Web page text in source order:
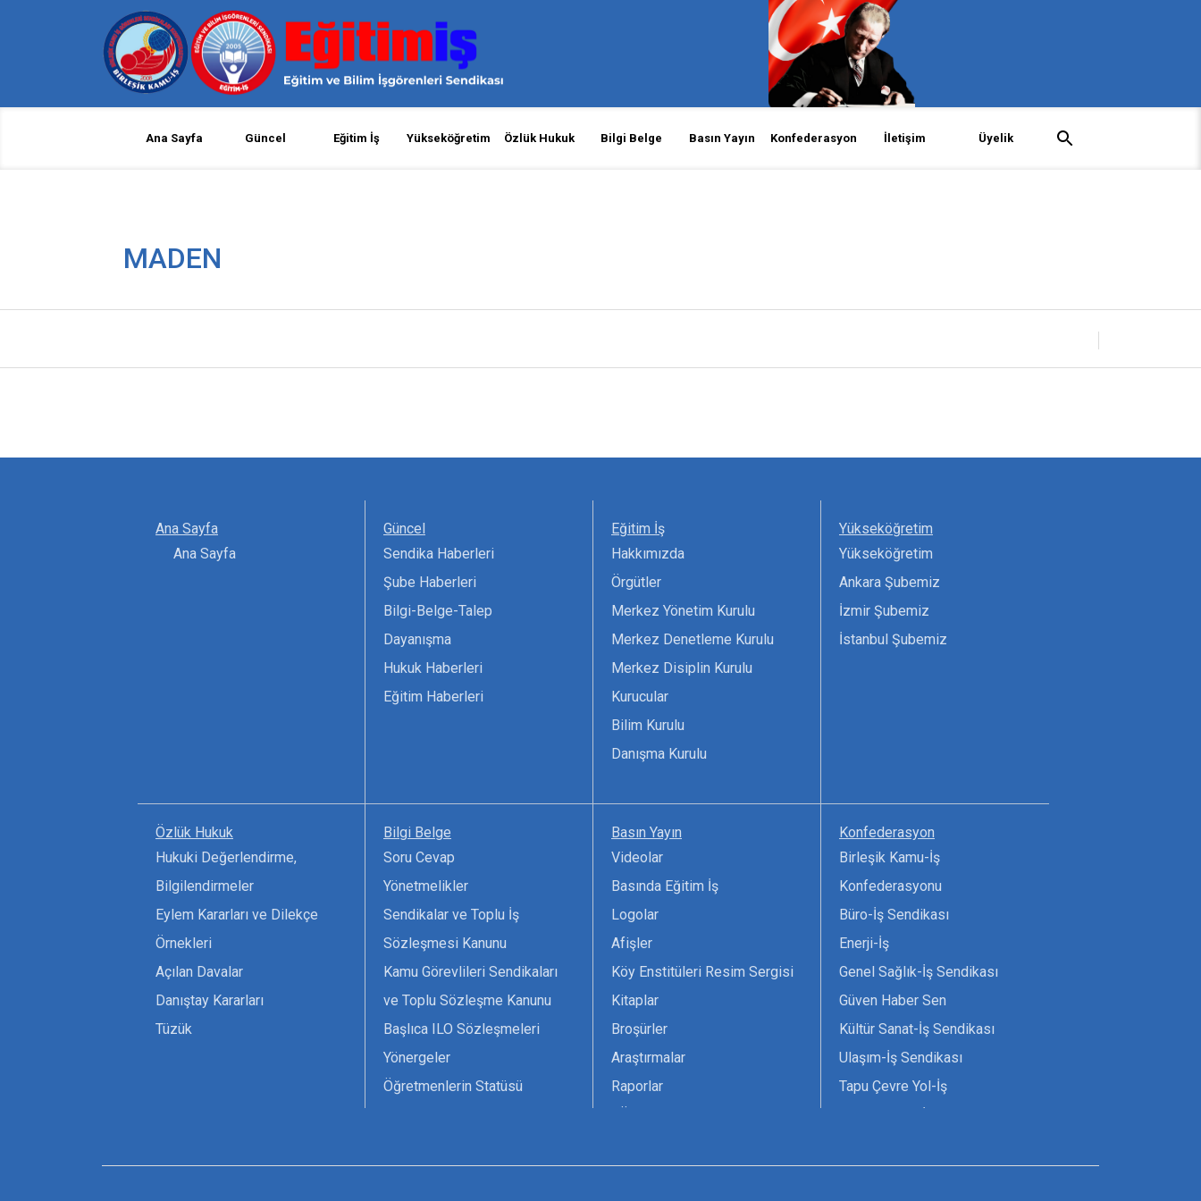
Ana Sayfa Güncel Eğitim İş Yükseköğretim Özlük Hukuk Bilgi Belge Basın Yayın Konfederasyon İletişim Üyelik
MADEN
Ana Sayfa
Ana Sayfa
Güncel
Sendika Haberleri
Şube Haberleri
Bilgi-Belge-Talep
Dayanışma
Hukuk Haberleri
Eğitim Haberleri
Eğitim İş
Hakkımızda
Örgütler
Merkez Yönetim Kurulu
Merkez Denetleme Kurulu
Merkez Disiplin Kurulu
Kurucular
Bilim Kurulu
Danışma Kurulu
Yükseköğretim
Yükseköğretim
Ankara Şubemiz
İzmir Şubemiz
İstanbul Şubemiz
Özlük Hukuk
Hukuki Değerlendirme,
Bilgilendirmeler
Eylem Kararları ve Dilekçe
Örnekleri
Açılan Davalar
Danıştay Kararları
Tüzük
Bilgi Belge
Soru Cevap
Yönetmelikler
Sendikalar ve Toplu İş
Sözleşmesi Kanunu
Kamu Görevlileri Sendikaları
ve Toplu Sözleşme Kanunu
Başlıca ILO Sözleşmeleri
Yönergeler
Öğretmenlerin Statüsü
Seçim Formları
Basın Yayın
Videolar
Basında Eğitim İş
Logolar
Afişler
Köy Enstitüleri Resim Sergisi
Kitaplar
Broşürler
Araştırmalar
Raporlar
Pankartlar
Konfederasyon
Birleşik Kamu-İş
Konfederasyonu
Büro-İş Sendikası
Enerji-İş
Genel Sağlık-İş Sendikası
Güven Haber Sen
Kültür Sanat-İş Sendikası
Ulaşım-İş Sendikası
Tapu Çevre Yol-İş
Uzman Diyanet - Sen